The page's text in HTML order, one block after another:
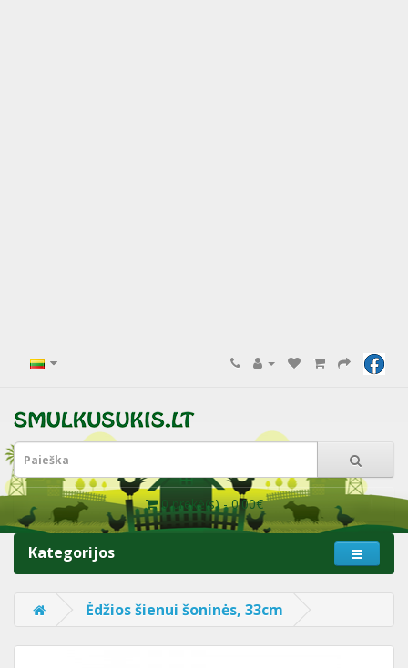
0 prekė(s) - 0.00€
Kategorijos
Ėdžios šienui šoninės, 33cm